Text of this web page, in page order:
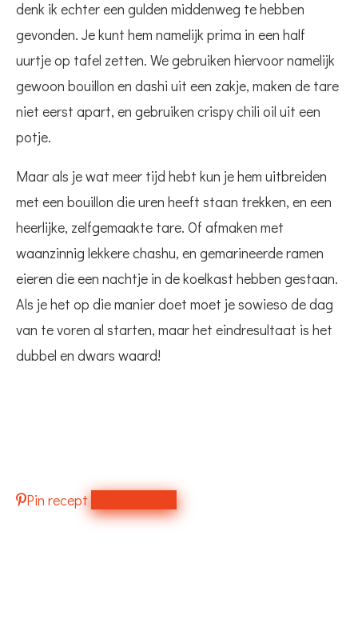
denk ik echter een gulden middenweg te hebben
gevonden. Je kunt hem namelijk prima in een half
uurtje op tafel zetten. We gebruiken hiervoor namelijk
gewoon bouillon en dashi uit een zakje, maken de tare
niet eerst apart, en gebruiken crispy chili oil uit een
potje.
Maar als je wat meer tijd hebt kun je hem uitbreiden
met een bouillon die uren heeft staan trekken, en een
heerlijke, zelfgemaakte tare. Of afmaken met
waanzinnig lekkere chashu, en gemarineerde ramen
eieren die een nachtje in de koelkast hebben gestaan.
Als je het op die manier doet moet je sowieso de dag
van te voren al starten, maar het eindresultaat is het
dubbel en dwars waard!
Pin recept